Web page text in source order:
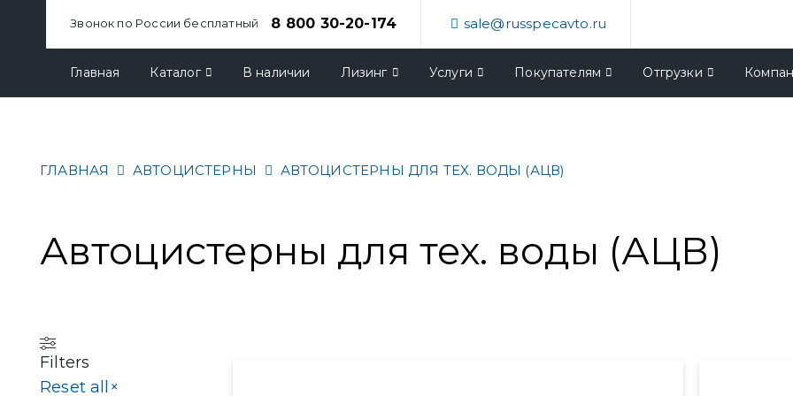
Звонок по России бесплатный 8 800 30-20-174 sale@russpecavto.ru
Главная Каталог В наличии Лизинг Услуги Покупателям Отгрузки
ГЛАВНАЯ АВТОЦИСТЕРНЫ АВТОЦИСТЕРНЫ ДЛЯ ТЕХ. ВОДЫ (АЦВ)
Автоцистерны для тех. воды (АЦВ)
Filters
Reset all
×